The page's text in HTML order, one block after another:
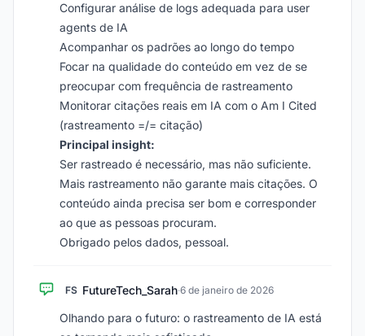
Configurar análise de logs adequada para user
agents de IA
Acompanhar os padrões ao longo do tempo
Focar na qualidade do conteúdo em vez de se
preocupar com frequência de rastreamento
Monitorar citações reais em IA com o Am I Cited
(rastreamento =/= citação)
Principal insight:
Ser rastreado é necessário, mas não suficiente.
Mais rastreamento não garante mais citações. O
conteúdo ainda precisa ser bom e corresponder
ao que as pessoas procuram.
Obrigado pelos dados, pessoal.
FS FutureTech_Sarah·6 de janeiro de 2026
Olhando para o futuro: o rastreamento de IA está